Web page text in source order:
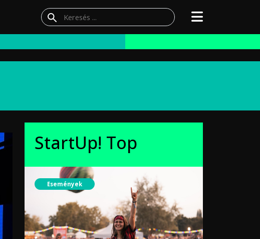
StartUp! Top
Események